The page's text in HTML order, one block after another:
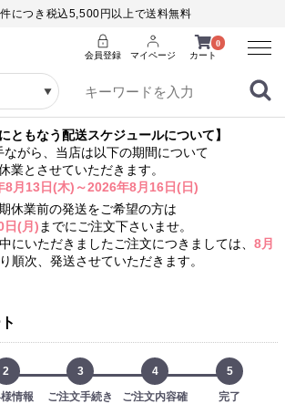
につき税込5,500円以上で送料無料
0
カート
会員登録 マイページ
Menu
ともなう配送スケジュールについて】
ながら、当店は以下の期間について
業とさせていただきます。
8月13日(木)～2026年8月16日(日)
休業前の発送をご希望の方は
日(月) までにご注文下さいませ。
にいただきましたご注文につきましては、 8月
順次、発送させていただきます。
2
情報
3
ご注文手続き
4
ご注文内容確
5
完了